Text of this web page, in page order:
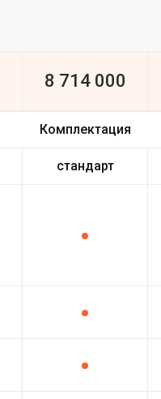
8 714 000
Комплектация
стандарт